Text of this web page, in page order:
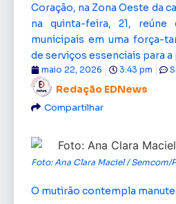
Coração, na Zona Oeste da
na quinta-feira, 21, reúne
municipais em uma força-
de serviços essenciais para a
Redação EDNews
maio 22, 2026 3:43 pm
Compartilhar
Foto: Ana Clara Maciel / Semcom/
O mutirão contempla